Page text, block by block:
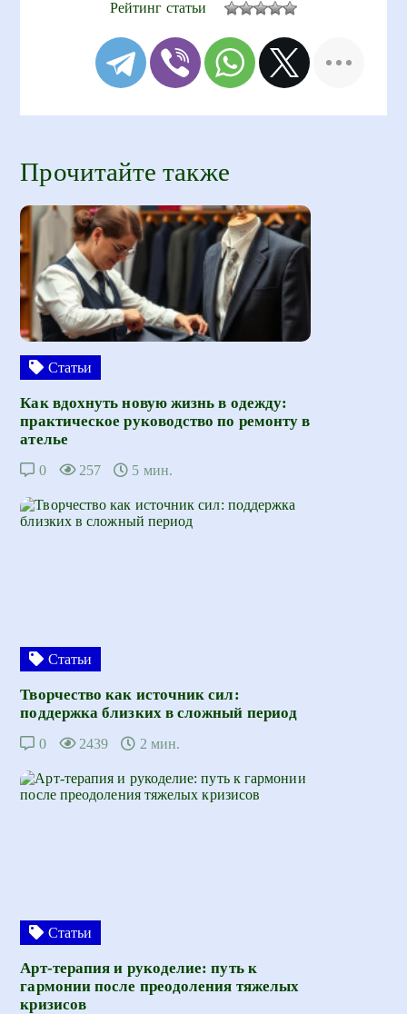
Рейтинг статьи
Прочитайте также
Статьи
Как вдохнуть новую жизнь в одежду:
практическое руководство по ремонту в
ателье
0 257 5 мин.
Статьи
Творчество как источник сил:
поддержка близких в сложный период
0 2439 2 мин.
Статьи
Арт-терапия и рукоделие: путь к
гармонии после преодоления тяжелых
кризисов